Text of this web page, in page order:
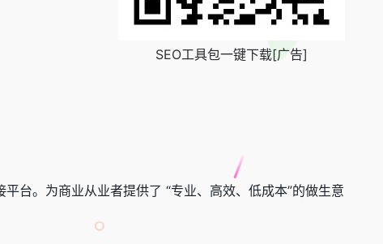
SEO工具包一键下载[广告]
台。为商业从业者提供了 “专业、高效、低成本”的做生意